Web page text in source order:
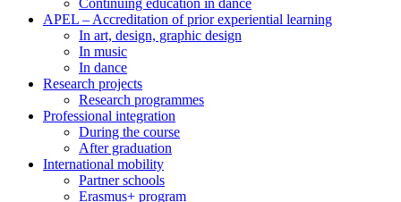
APEL – Accreditation of prior experiential learning
In art, design, graphic design
In music
In dance
Research projects
Research programmes
Professional integration
During the course
After graduation
International mobility
Partner schools
Erasmus+ program